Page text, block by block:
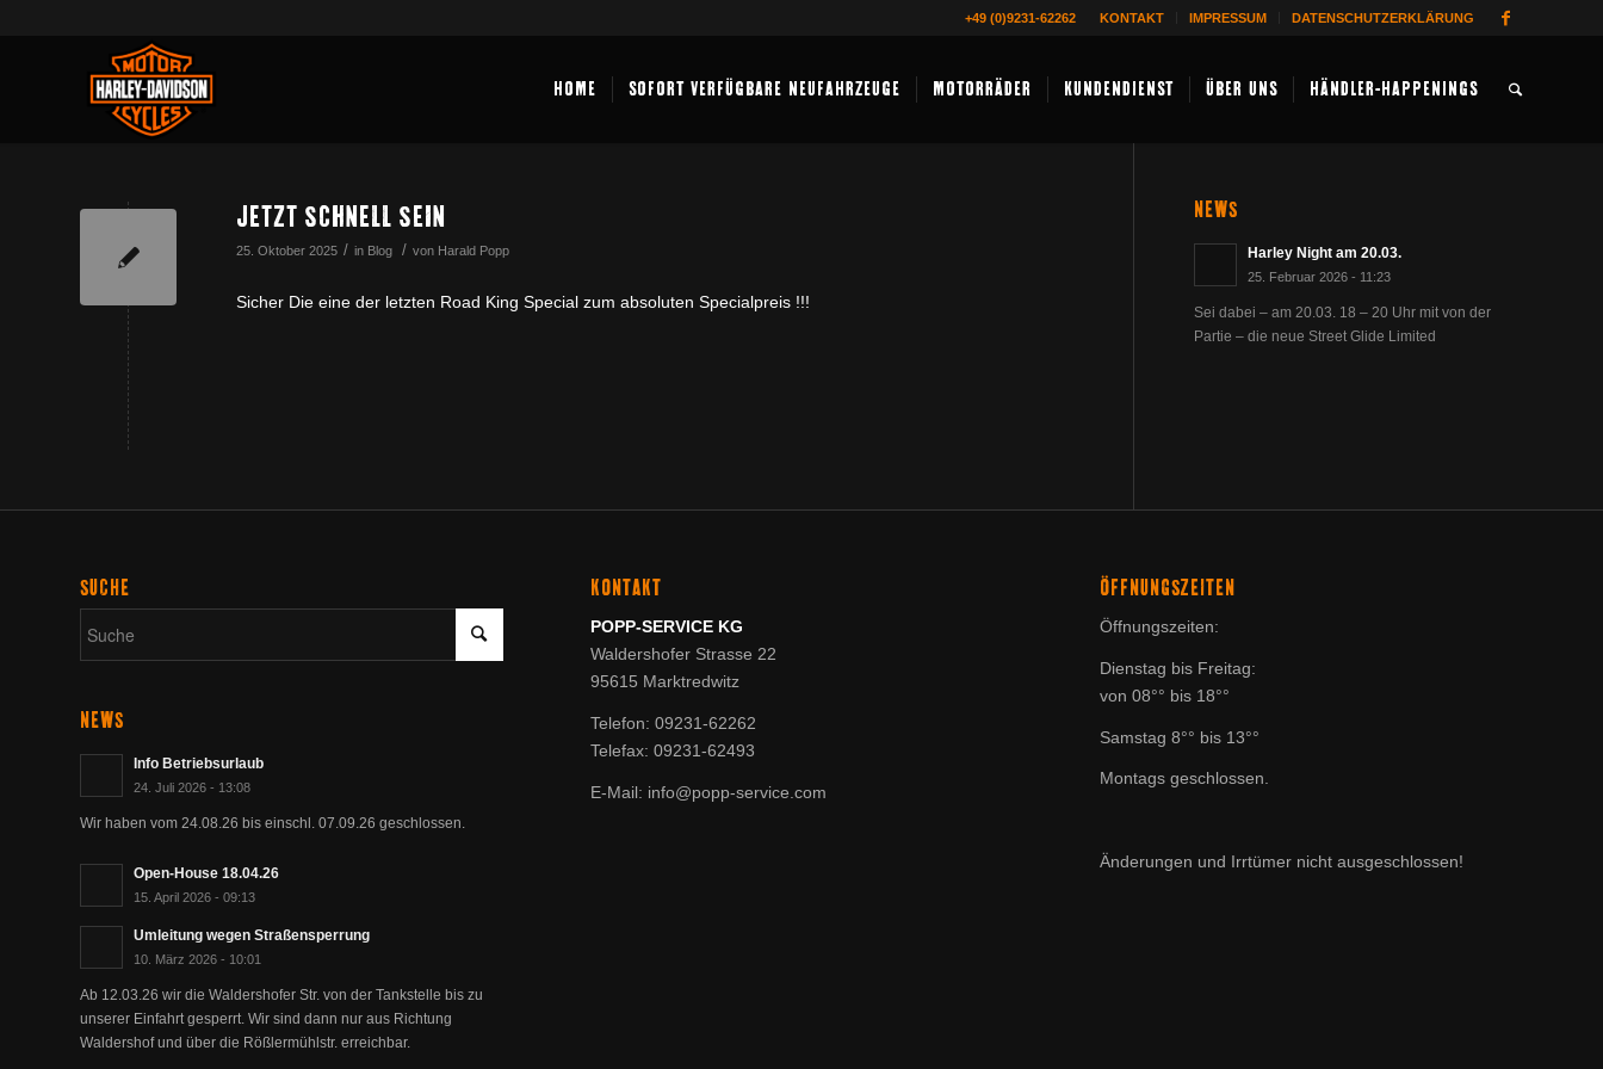
KONTAKT IMPRESSUM DATENSCHUTZERKLÄRUNG
+49 (0)9231-62262
HOME SOFORT VERFÜGBARE NEUFAHRZEUGE MOTORRÄDER KUNDENDIENST ÜBER UNS HÄNDLER-HAPPENINGS
JETZT SCHNELL SEIN
25. Oktober 2025 / in Blog / von Harald Popp
Sicher Die eine der letzten Road King Special zum absoluten Specialpreis !!!
NEWS
Harley Night am 20.03.
25. Februar 2026 - 11:23
Sei dabei – am 20.03. 18 – 20 Uhr mit von der
Partie – die neue Street Glide Limited
SUCHE
NEWS
Info Betriebsurlaub
24. Juli 2026 - 13:08
Wir haben vom 24.08.26 bis einschl. 07.09.26 geschlossen.
Open-House 18.04.26
15. April 2026 - 09:13
Umleitung wegen Straßensperrung
10. März 2026 - 10:01
Ab 12.03.26 wir die Waldershofer Str. von der Tankstelle bis zu
unserer Einfahrt gesperrt. Wir sind dann nur aus Richtung
Waldershof und über die Rößlermühlstr. erreichbar.
KONTAKT
POPP-SERVICE KG
Waldershofer Strasse 22
95615 Marktredwitz
Telefon: 09231-62262
Telefax: 09231-62493
E-Mail: info@popp-service.com
ÖFFNUNGSZEITEN
Öffnungszeiten:
Dienstag bis Freitag:
von 08°° bis 18°°
Samstag 8°° bis 13°°
Montags geschlossen.
Änderungen und Irrtümer nicht ausgeschlossen!